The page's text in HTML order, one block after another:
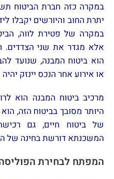
במקרה כזה חברת הביטוח
יתרת החוב והיורשים יקבלו
במקרה של פטירת לווה,
אלא מגדר את שני הצדדים.
הוא ביטוח המבנה, שנועד
או אירוע אחר הנכס יינזק
מרכיב ביטוח המבנה הוא
היותר מסובך בביטוח הזה,
של ביטוח חיים, גם
המשכנתא דורשת בחינה של
המפתח לבחירת